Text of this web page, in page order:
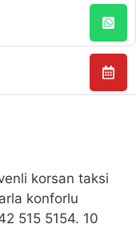
korsan taksi
konforlu
515 5154. 10